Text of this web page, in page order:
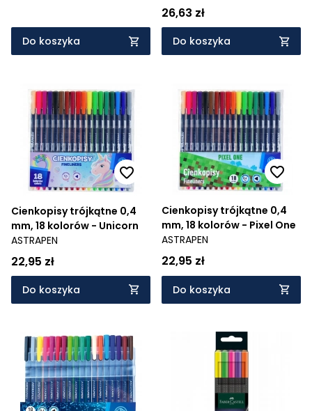
Do koszyka
26,63 zł
Do koszyka
Cienkopisy trójkątne 0,4
mm, 18 kolorów - Unicorn
ASTRAPEN
22,95 zł
Do koszyka
Cienkopisy trójkątne 0,4
mm, 18 kolorów - Pixel One
ASTRAPEN
22,95 zł
Do koszyka